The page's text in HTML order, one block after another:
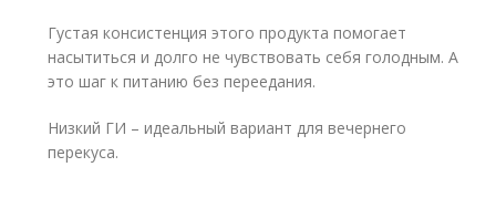
Густая консистенция этого продукта помогает
насытиться и долго не чувствовать себя голодным. А
это шаг к питанию без переедания.
Низкий ГИ – идеальный вариант для вечернего
перекуса.